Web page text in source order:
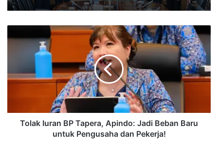
Iuran
Jadi
untuk
Pengusaha
Tolak Iuran BP Tapera, Apindo: Jadi Beban Baru
untuk Pengusaha dan Pekerja!